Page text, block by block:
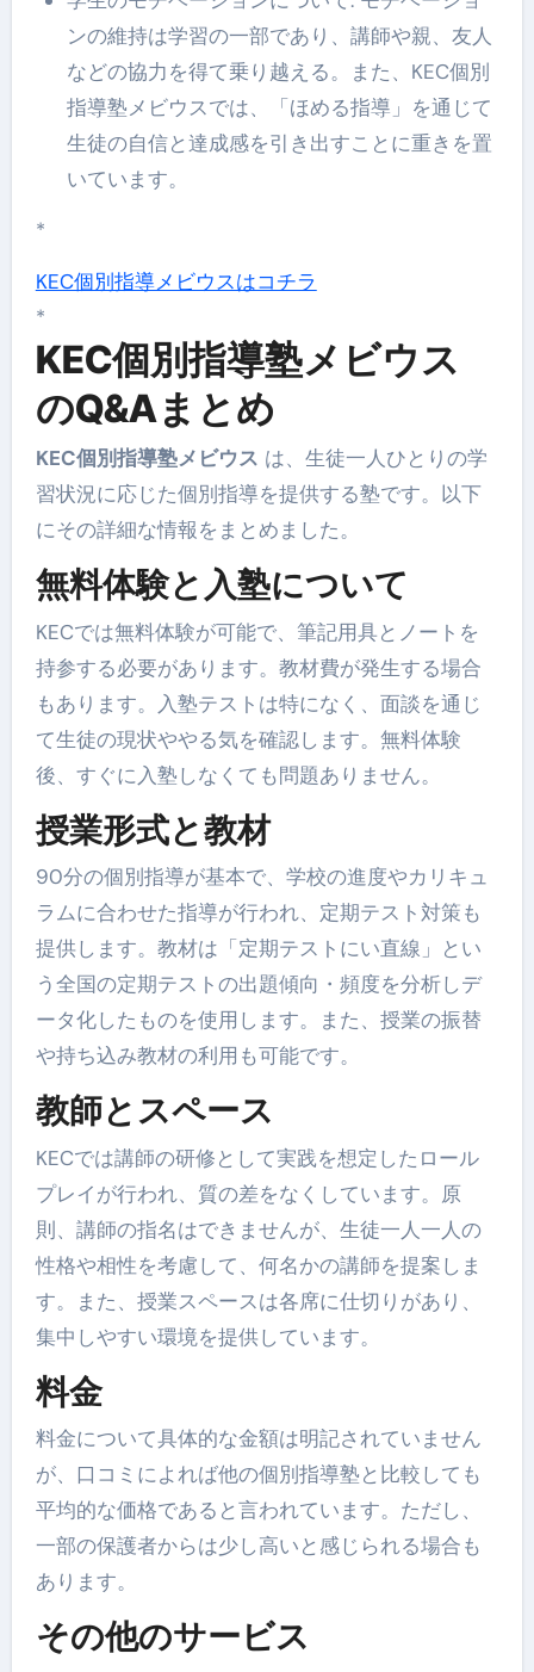
ンの維持は学習の一部であり、講師や親、友人
などの協力を得て乗り越える。また、KEC個別
指導塾メビウスでは、「ほめる指導」を通じて
生徒の自信と達成感を引き出すことに重きを置
いています。
*
KEC個別指導メビウスはコチラ
*
KEC個別指導塾メビウス
のQ&Aまとめ
KEC個別指導塾メビウス は、生徒一人ひとりの学
習状況に応じた個別指導を提供する塾です。以下
にその詳細な情報をまとめました。
無料体験と入塾について
KECでは無料体験が可能で、筆記用具とノートを
持参する必要があります。教材費が発生する場合
もあります。入塾テストは特になく、面談を通じ
て生徒の現状ややる気を確認します。無料体験
後、すぐに入塾しなくても問題ありません。
授業形式と教材
90分の個別指導が基本で、学校の進度やカリキュ
ラムに合わせた指導が行われ、定期テスト対策も
提供します。教材は「定期テストにい直線」とい
う全国の定期テストの出題傾向・頻度を分析しデ
ータ化したものを使用します。また、授業の振替
や持ち込み教材の利用も可能です。
教師とスペース
KECでは講師の研修として実践を想定したロール
プレイが行われ、質の差をなくしています。原
則、講師の指名はできませんが、生徒一人一人の
性格や相性を考慮して、何名かの講師を提案しま
す。また、授業スペースは各席に仕切りがあり、
集中しやすい環境を提供しています。
料金
料金について具体的な金額は明記されていません
が、口コミによれば他の個別指導塾と比較しても
平均的な価格であると言われています。ただし、
一部の保護者からは少し高いと感じられる場合も
あります。
その他のサービス